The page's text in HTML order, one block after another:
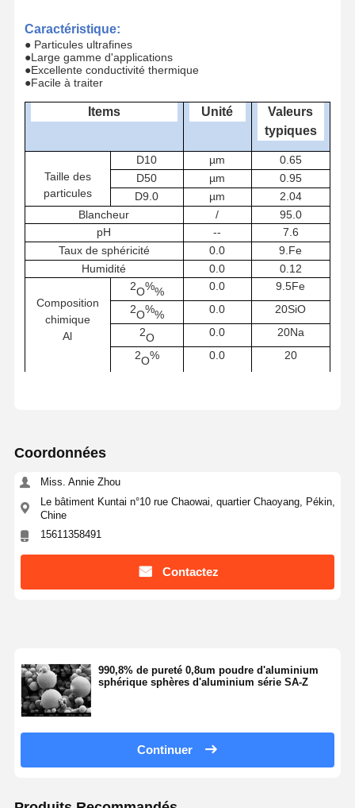
Caractéristique:
● Particules ultrafines
●Large gamme d'applications
●Excellente conductivité thermique
●Facile à traiter
tems Unité
Valeurs
typiques
Taille des
particules
D10 µm 0. 65
D50
µm
0.95
D9.0 µm
2.04
Blancheur
/ 95. 0
pH
-- 7. 6
Taux de sphéricité
0.0 9. Fe
Humidité
0.0 0. 12
Composition
chimique
Al
2O%% 0.0 9.5Fe
2O%% 0.0 20SiO
2O 0.0 20Na
2O% 0.0 20
Coordonnées
Miss. Annie Zhou
Le bâtiment Kuntai n°10 rue Chaowai, quartier Chaoyang, Pékin,
Chine
15611358491
Contactez
990,8% de pureté 0,8um poudre d'aluminium
sphérique sphères d'aluminium série SA-Z
Continuer